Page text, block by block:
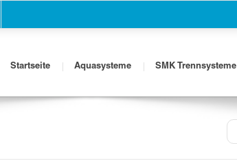
Startseite Aquasysteme SMK Trennsysteme